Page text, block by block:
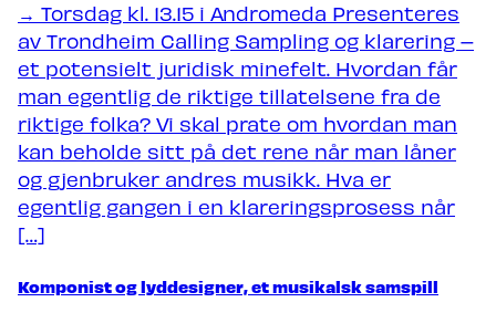
→ Torsdag kl. 13.15 i Andromeda Presenteres
av Trondheim Calling Sampling og klarering –
et potensielt juridisk minefelt. Hvordan får
man egentlig de riktige tillatelsene fra de
riktige folka? Vi skal prate om hvordan man
kan beholde sitt på det rene når man låner
og gjenbruker andres musikk. Hva er
egentlig gangen i en klareringsprosess når
[…]
Komponist og lyddesigner, et musikalsk samspill